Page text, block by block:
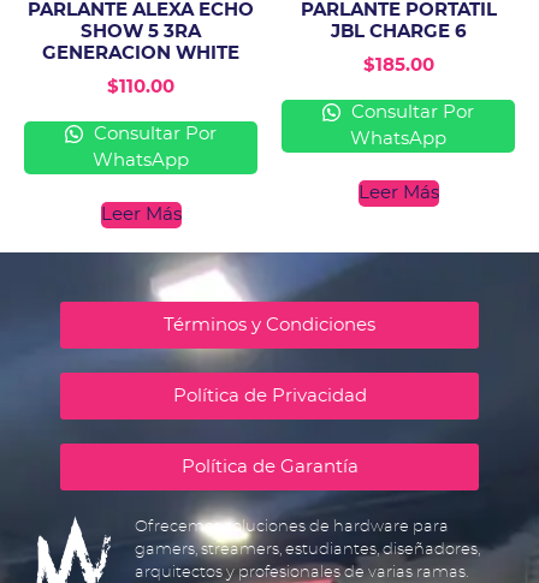
PARLANTE ALEXA ECHO
SHOW 5 3RA
GENERACION WHITE
$110.00
Consultar Por
WhatsApp
Leer Más
PARLANTE PORTATIL
JBL CHARGE 6
$185.00
Consultar Por
WhatsApp
Leer Más
Términos y Condiciones
Política de Privacidad
Política de Garantía
Ofrecemos soluciones de hardware para
gamers, streamers, estudiantes, diseñadores,
arquitectos y profesionales de varias ramas.